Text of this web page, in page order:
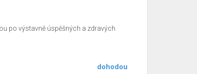
po výstavně úspěšných a zdravých
dohodou